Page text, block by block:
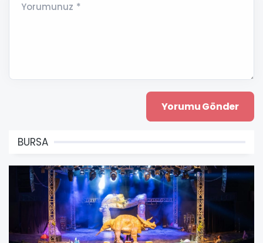
Yorumunuz *
BURSA